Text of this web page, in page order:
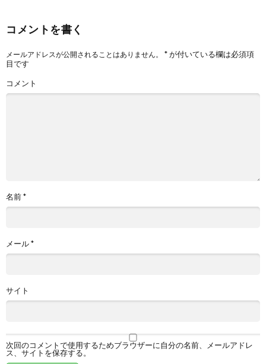
コメントを書く
メールアドレスが公開されることはありません。 *が付いている欄は必須項
目です
コメント
名前*
メール*
サイト
次回のコメントで使用するためブラウザーに自分の名前、メールアドレ
ス、サイトを保存する。